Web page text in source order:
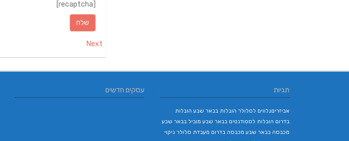
Next
עסקים חדשים תגיות
אביזריםנלווים לסלולר הובלות בבאר שבע הובלות
בדרום הובלות לסטודנטים בבאר שבע מוביל בבאר שבע
מכבסה בבאר שבע מכבסה בדרום מעבדת סלולר ניקוי